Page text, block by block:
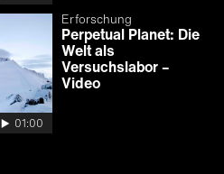
01:00
Erforschung
Perpetual Planet: Die
Welt als
Versuchslabor –
Video